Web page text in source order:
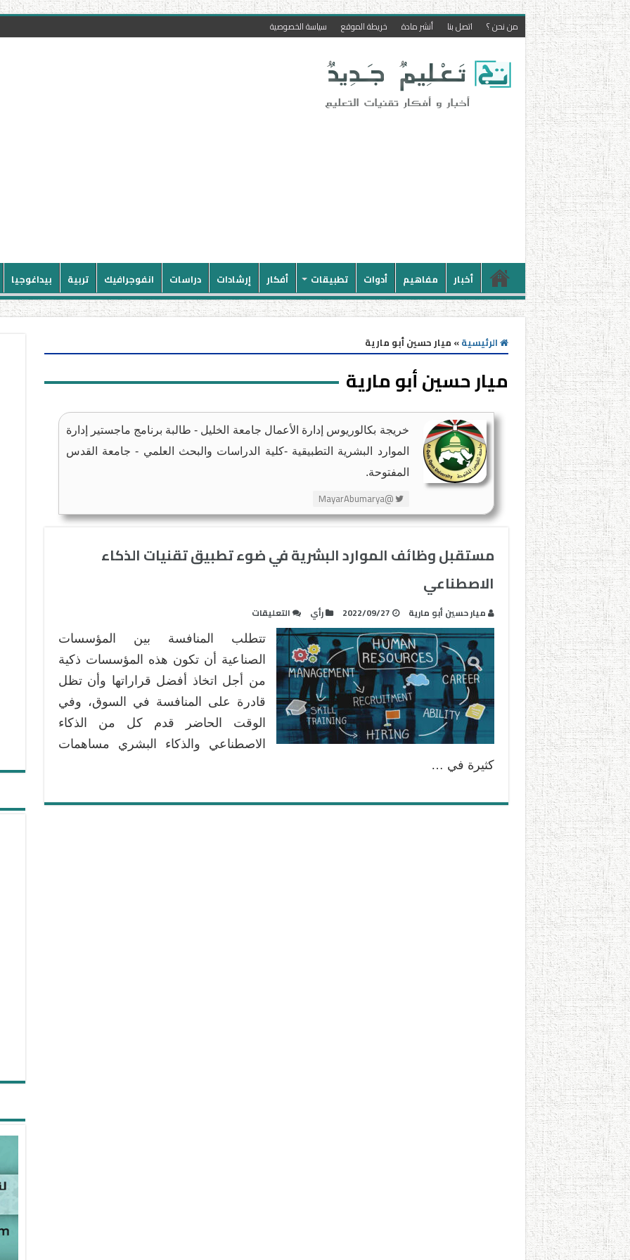
من نحن ؟ اتصل بنا أنشر مادة خريطة الموقع سياسة الخصوصية
أخبار مفاهيم أدوات تطبيقات أفكار إرشادات دراسات انفوجرافيك تربية بيداغوجيا
الرئيسية» ميار حسين أبو مارية
ميار حسين أبو مارية
خريجة بكالوريوس إدارة الأعمال جامعة الخليل - طالبة برنامج ماجستير إدارة
الموارد البشرية التطبيقية -كلية الدراسات والبحث العلمي - جامعة القدس
المفتوحة.
@MayarAbumarya
مستقبل وظائف الموارد البشرية في ضوء تطبيق تقنيات الذكاء
الاصطناعي
ميار حسين أبو مارية 2022/09/27 رأي التعليقات
وظائف
الموارد
البشرية
في
ضوء
تطبيق
تقنيات
تتطلب المنافسة بين المؤسسات
الصناعية أن تكون هذه المؤسسات ذكية
من أجل اتخاذ أفضل قراراتها وأن تظل
قادرة على المنافسة في السوق، وفي
الوقت الحاضر قدم كل من الذكاء
الاصطناعي والذكاء البشري مساهمات
كثيرة في …